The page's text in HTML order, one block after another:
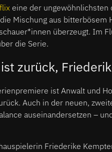
eine der ungewöhnlichsten
Mischung aus
überzeugt. Im
die Serie.
zurück,
ist Anwalt und
Auch in der neuen,
auseinandersetzen –
Friederike